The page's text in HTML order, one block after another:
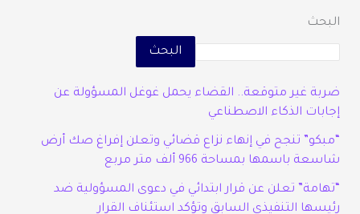
البحث
البحث
ضربة غير متوقعة.. القضاء يحمل غوغل المسؤولة عن
إجابات الذكاء الاصطناعي
“مبكو” تنجح في إنهاء نزاع قضائي وتعلن إفراغ صك أرض
شاسعة باسمها بمساحة 966 ألف متر مربع
“تهامة” تعلن عن قرار ابتدائي في دعوى المسؤولية ضد
رئيسها التنفيذي السابق وتؤكد استئناف القرار